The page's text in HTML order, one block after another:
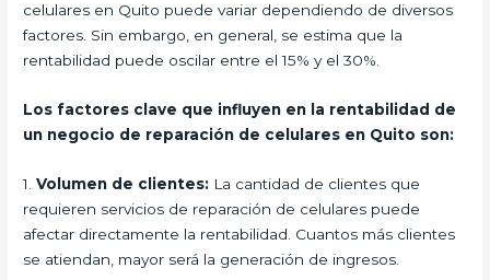
celulares en Quito puede variar dependiendo de diversos
factores. Sin embargo, en general, se estima que la
rentabilidad puede oscilar entre el 15% y el 30%.
Los factores clave que influyen en la rentabilidad de
un negocio de reparación de celulares en Quito son:
1.Volumen de clientes: La cantidad de clientes que
requieren servicios de reparación de celulares puede
afectar directamente la rentabilidad. Cuantos más clientes
se atiendan, mayor será la generación de ingresos.